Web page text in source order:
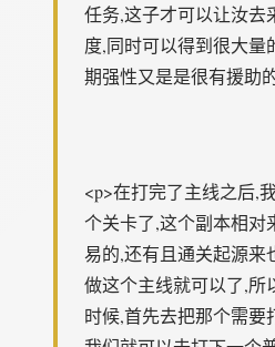
任务,这子才可以让汝去
度,同时可以得到很大量
期强性又是是很有援助
<p>在打完了主线之后,
个关卡了,这个副本相对
易的,还有且通关起源来
做这个主线就可以了,所
时候,首先去把那个需要